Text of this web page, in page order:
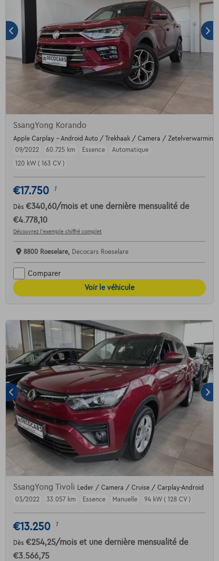
SsangYong Korando
Apple Carplay - Android Auto / Trekhaak / Camera /
09/2022
60.725 km Essence
Automatique
120 kW ( 163 CV )
€17.750 1
Dès €340,60/mois et une dernière mensualité de
€4.778,10
Découvrez l’exemple chiffré complet
8800 Roeselare, Decocars Roeselare
Comparer
Voir le véhicule
SsangYong Tivoli
Leder / Camera / Cruise / Carplay-Android
03/2022
33.057 km Essence Manuelle 94 kW ( 128 CV )
€13.250 1
Dès €254,25/mois et une dernière mensualité de
€3.566,75